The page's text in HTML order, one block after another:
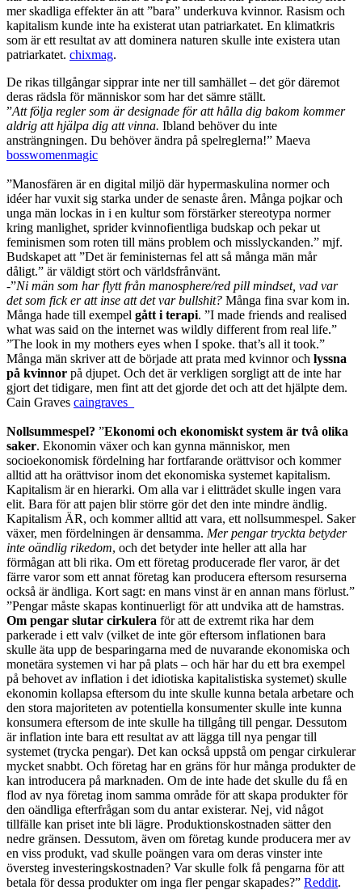
mer skadliga effekter än att ”bara” underkuva kvinnor. Rasism och
kapitalism kunde inte ha existerat utan patriarkatet. En klimatkris
som är ett resultat av att dominera naturen skulle inte existera utan
patriarkatet. chixmag.
De rikas tillgångar sipprar inte ner till samhället – det gör däremot
deras rädsla för människor som har det sämre ställt.
”Att följa regler som är designade för att hålla dig bakom kommer
aldrig att hjälpa dig att vinna. Ibland behöver du inte
ansträngningen. Du behöver ändra på spelreglerna!” Maeva
bosswomenmagic
”Manosfären är en digital miljö där hypermaskulina normer och
idéer har vuxit sig starka under de senaste åren. Många pojkar och
unga män lockas in i en kultur som förstärker stereotypa normer
kring manlighet, sprider kvinno­fientliga budskap och pekar ut
feminismen som roten till mäns problem och misslyckanden.” mjf.
Budskapet att ”Det är feministernas fel att så många män mår
dåligt.” är väldigt stört och världsfrånvänt.
-”Ni män som har flytt från manosphere/red pill mindset, vad var
det som fick er att inse att det var bullshit? Många fina svar kom in.
Många hade till exempel gått i terapi. ”I made friends and realised
what was said on the internet was wildly different from real life.”
”The look in my mothers eyes when I spoke. that’s all it took.”
Många män skriver att de började att prata med kvinnor och lyssna
på kvinnor på djupet. Och det är verkligen sorgligt att de inte har
gjort det tidigare, men fint att det gjorde det och att det hjälpte dem.
Cain Graves caingraves_
Nollsummespel? ”Ekonomi och ekonomiskt system är två olika
saker. Ekonomin växer och kan gynna människor, men
socioekonomisk fördelning har fortfarande orättvisor och kommer
alltid att ha orättvisor inom det ekonomiska systemet kapitalism.
Kapitalism är en hierarki. Om alla var i elitträdet skulle ingen vara
elit. Bara för att pajen blir större gör det den inte mindre ändlig.
Kapitalism ÄR, och kommer alltid att vara, ett nollsummespel. Saker
växer, men fördelningen är densamma. Mer pengar tryckta betyder
inte oändlig rikedom, och det betyder inte heller att alla har
förmågan att bli rika. Om ett företag producerade fler varor, är det
färre varor som ett annat företag kan producera eftersom resurserna
också är ändliga. Kort sagt: en mans vinst är en annan mans förlust.”
”Pengar måste skapas kontinuerligt för att undvika att de hamstras.
Om pengar slutar cirkulera för att de extremt rika har dem
parkerade i ett valv (vilket de inte gör eftersom inflationen bara
skulle äta upp de besparingarna med de nuvarande ekonomiska och
monetära systemen vi har på plats – och här har du ett bra exempel
på behovet av inflation i det idiotiska kapitalistiska systemet) skulle
ekonomin kollapsa eftersom du inte skulle kunna betala arbetare och
den stora majoriteten av potentiella konsumenter skulle inte kunna
konsumera eftersom de inte skulle ha tillgång till pengar. Dessutom
är inflation inte bara ett resultat av att lägga till nya pengar till
systemet (trycka pengar). Det kan också uppstå om pengar cirkulerar
mycket snabbt. Och företag har en gräns för hur många produkter de
kan introducera på marknaden. Om de inte hade det skulle du få en
flod av nya företag inom samma område för att skapa produkter för
den oändliga efterfrågan som du antar existerar. Nej, vid något
tillfälle kan priset inte bli lägre. Produktionskostnaden sätter den
nedre gränsen. Dessutom, även om företag kunde producera mer av
en viss produkt, vad skulle poängen vara om deras vinster inte
översteg investeringskostnaden? Var skulle folk få pengarna för att
betala för dessa produkter om inga fler pengar skapades?” Reddit.